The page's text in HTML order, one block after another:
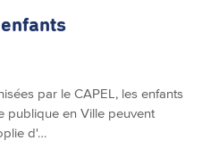
par le CAPEL, les enfants
publique en Ville peuvent
d'…